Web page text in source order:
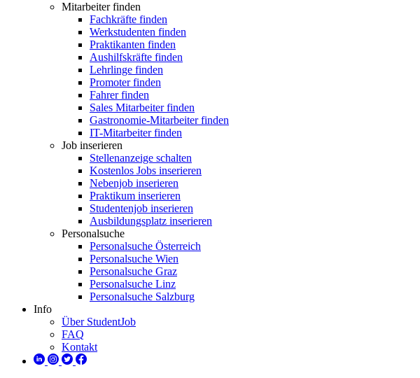
Mitarbeiter finden
Fachkräfte finden
Werkstudenten finden
Praktikanten finden
Aushilfskräfte finden
Lehrlinge finden
Promoter finden
Fahrer finden
Sales Mitarbeiter finden
Gastronomie-Mitarbeiter finden
IT-Mitarbeiter finden
Job inserieren
Stellenanzeige schalten
Kostenlos Jobs inserieren
Nebenjob inserieren
Praktikum inserieren
Studentenjob inserieren
Ausbildungsplatz inserieren
Personalsuche
Personalsuche Österreich
Personalsuche Wien
Personalsuche Graz
Personalsuche Linz
Personalsuche Salzburg
Info
Über StudentJob
FAQ
Kontakt